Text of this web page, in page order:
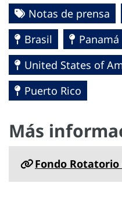
Notas de prensa
Brasil
Panamá
United States of
Puerto Rico
Más
Fondo Rotatorio